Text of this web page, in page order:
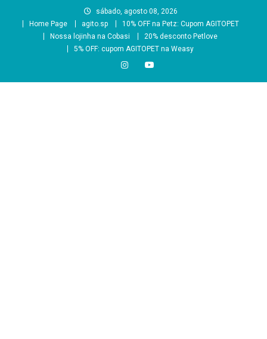
sábado, agosto 08, 2026
Home Page
agito.sp
10% OFF na Petz: Cupom AGITOPET
Nossa lojinha na Cobasi
20% desconto Petlove
5% OFF: cupom AGITOPET na Weasy